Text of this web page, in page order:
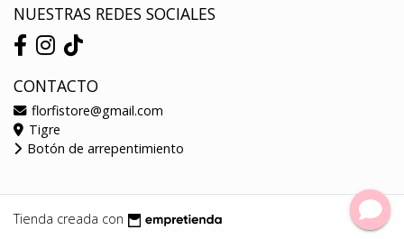
NUESTRAS REDES SOCIALES
CONTACTO
florfistore@gmail.com
Tigre
Botón de arrepentimiento
Tienda creada con